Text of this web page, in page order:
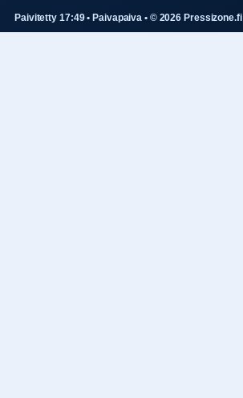
Paivitetty 17:49 • Paivapaiva • © 2026 Pressizone.fi